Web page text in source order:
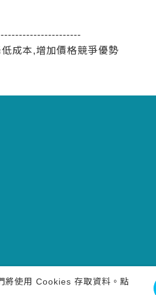
成本,增加價格競爭優勢
將使用 Cookies 存取資料。點